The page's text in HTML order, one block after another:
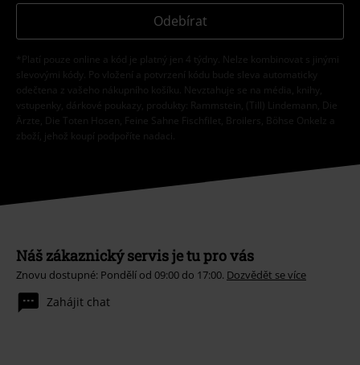
Odebírat
*Platí pouze online a kód je platný jen 4 týdny. Nelze kombinovat s jinými
slevovými kódy. Po vložení a potvrzení kódu bude sleva automaticky
odečtena z vašeho nákupního košíku. Nevztahuje se na média, knihy,
vstupenky, dárkové poukazy, produkty: Rammstein, (Till) Lindemann, Die
Ärzte, Die Toten Hosen, Feine Sahne Fischfilet, Broilers, Böhse Onkelz a
zboží, jehož koupí podpoříte nadaci.
Náš zákaznický servis je tu pro vás
Znovu dostupné: Pondělí od 09:00 do 17:00. Dozvědět se více
Zahájit chat